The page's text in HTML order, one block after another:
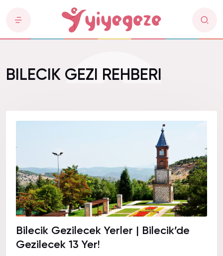
BILECIK GEZI REHBERI
Bilecik Gezilecek Yerler | Bilecik’de
Gezilecek 13 Yer!